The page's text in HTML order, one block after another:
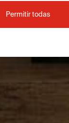
Permitir todas